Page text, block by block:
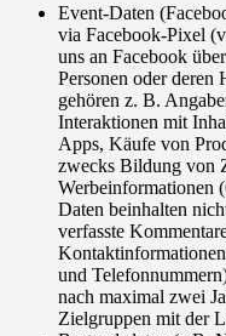
Event-Daten
via Facebook-Pixel
uns an Facebook
Personen oder deren
gehören z. B.
Interaktionen mit
Apps, Käufe von
zwecks Bildung von
Werbeinformationen
Daten beinhalten
verfasste
und
nach maximal zwei
Zielgruppen mit der